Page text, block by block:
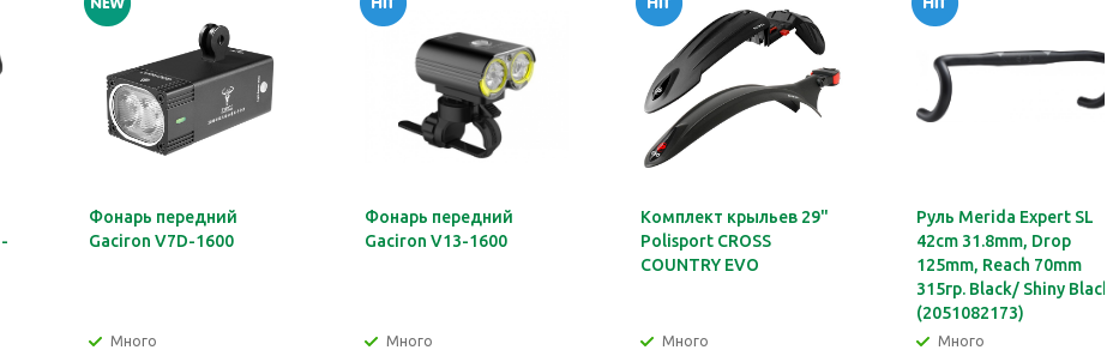
Фонарь передний
Gaciron V7D-1600
Много
Фонарь передний
Gaciron V13-1600
Много
Комплект крыльев 29"
Polisport CROSS
COUNTRY EVO
Много
Руль Merida Expert SL
42cm 31.8mm, Drop
125mm, Reach 70mm
315гр. Black/ Shiny
(2051082173)
Много